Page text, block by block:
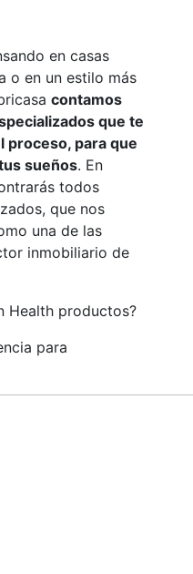
en casas
o en un estilo más
contamos
que te
proceso, para que
sueños. En
todos
que nos
una de las
inmobiliario de
Health productos?
para